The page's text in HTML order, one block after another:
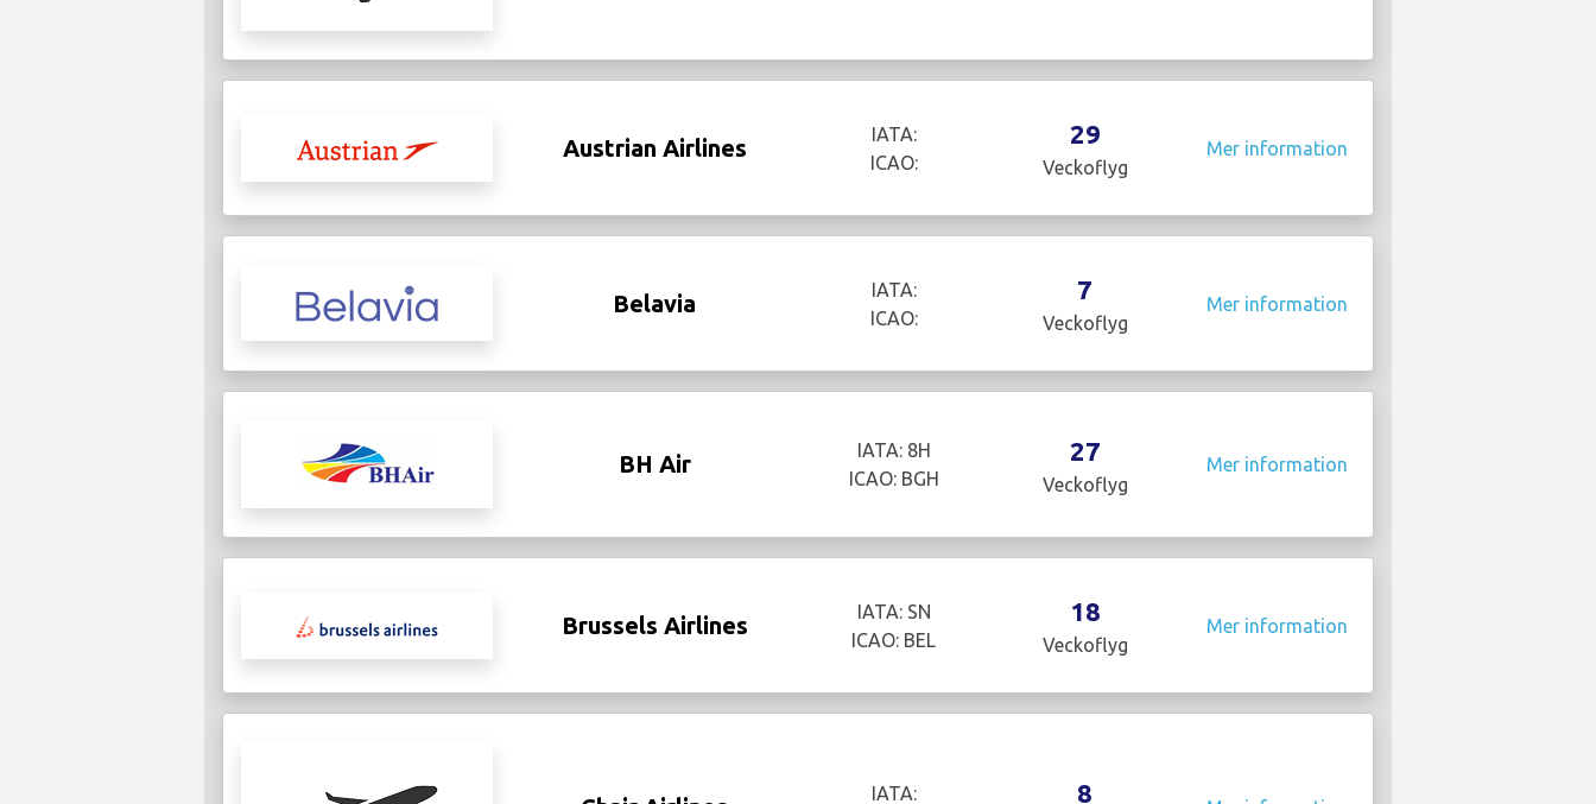
Austrian Airlines
IATA:
ICAO:
29
Veckoflyg
Mer information
Belavia
IATA:
ICAO:
7
Veckoflyg
Mer information
BH Air
IATA: 8H
ICAO: BGH
27
Veckoflyg
Mer information
Brussels Airlines
IATA: SN
ICAO: BEL
18
Veckoflyg
Mer information
IATA: 8